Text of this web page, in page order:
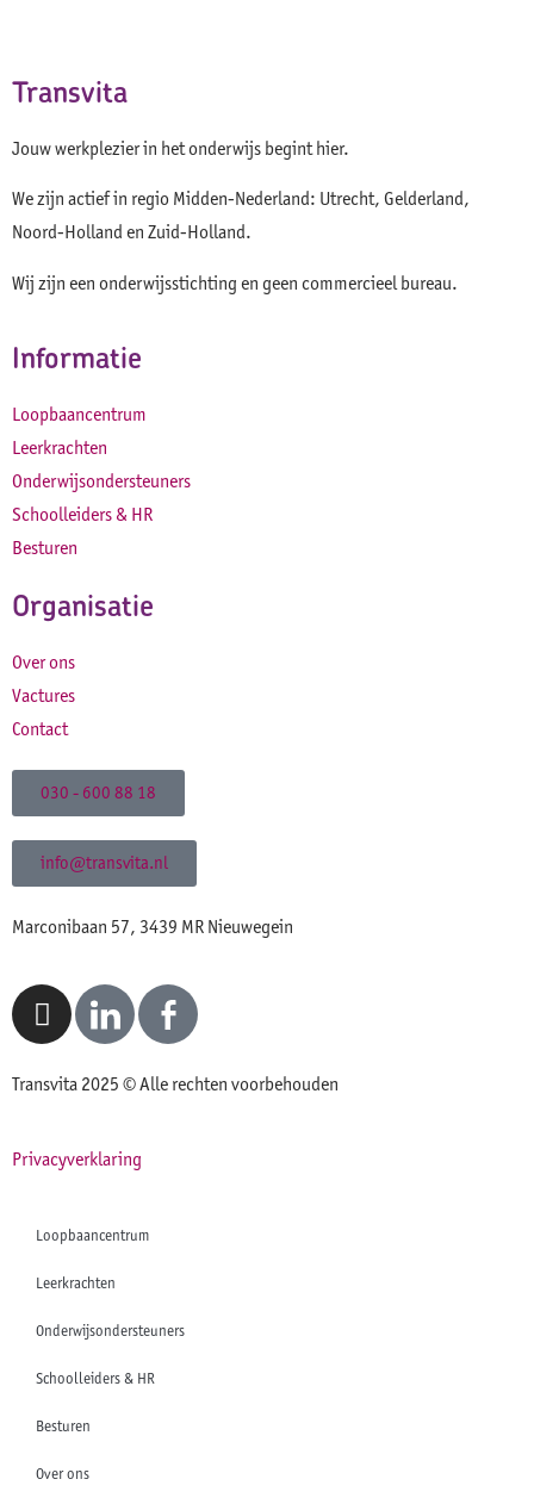
Transvita
Jouw werkplezier in het onderwijs begint hier.
We zijn actief in regio Midden-Nederland: Utrecht, Gelderland,
Noord-Holland en Zuid-Holland.
Wij zijn een onderwijsstichting en geen commercieel bureau.
Informatie
Loopbaancentrum
Leerkrachten
Onderwijsondersteuners
Schoolleiders & HR
Besturen
Organisatie
Over ons
Vactures
Contact
030 - 600 88 18
info@transvita.nl
Marconibaan 57, 3439 MR Nieuwegein
Transvita 2025 © Alle rechten voorbehouden
Privacyverklaring
Loopbaancentrum
Leerkrachten
Onderwijsondersteuners
Schoolleiders & HR
Besturen
Over ons